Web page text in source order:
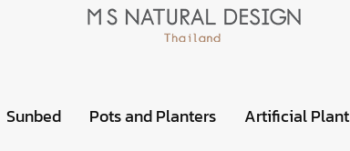
Sunbed Pots and Planters Artificial Plant